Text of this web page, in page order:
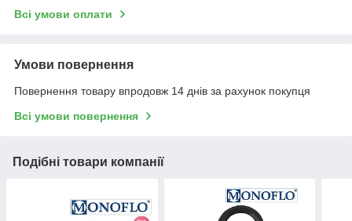
Всі умови оплати
Умови повернення
Повернення товару впродовж 14 днів за рахунок покупця
Всі умови повернення
Подібні товари компанії